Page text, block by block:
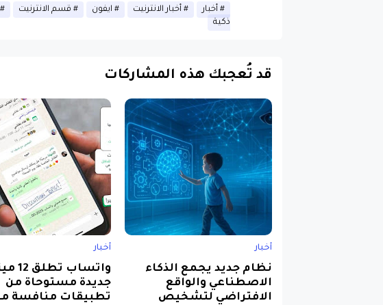
أخبار أخبار الانترنيت ايفون قسم الانترنيت
ذكية
قد تُعجبك هذه المشاركات
أخبار
نظام جديد يجمع الذكاء
الاصطناعي والواقع
الافتراضي لتشخيص
أخبار
واتساب تطلق
جديدة مستوحاة من
تطبيقات منافسة